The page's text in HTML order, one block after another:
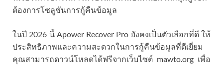
ต้องการโซลูชันการกู้คืนข้อมูล
ในปี 2026 นี้ Apower Recover Pro ยังคงเป็นตัวเลือกที่ดี ให้
ประสิทธิภาพและความสะดวกในการกู้คืนข้อมูลที่ดีเยี่ยม
คุณสามารถดาวน์โหลดได้ฟรีจากเว็บไซต์ mawto.org เพื่อ